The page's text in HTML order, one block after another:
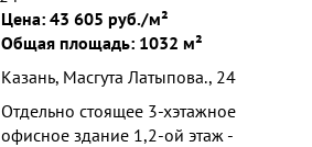
Цена: 43 605 руб./м²
Общая площадь: 1032 м²
Казань, Масгута Латыпова., 24
Отдельно стоящее 3-хэтажное
офисное здание 1,2-ой этаж -